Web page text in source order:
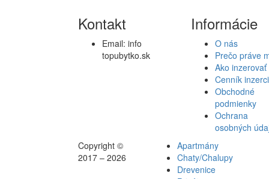
Kontakt
Email: info
topubytko.sk
Informácie
O nás
Prečo práve
Ako inzerovať
Cenník
Obchodné
podmienky
Ochrana
osobných
Copyright ©
2017 – 2026
Apartmány
Chaty/Chalupy
Drevenice